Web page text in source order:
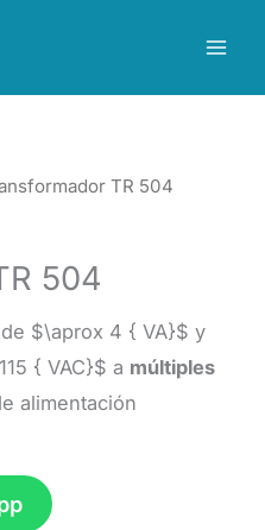
TR 504
504
de $\aprox 4 { VA}$ y
{ VAC}$ a múltiples
alimentación